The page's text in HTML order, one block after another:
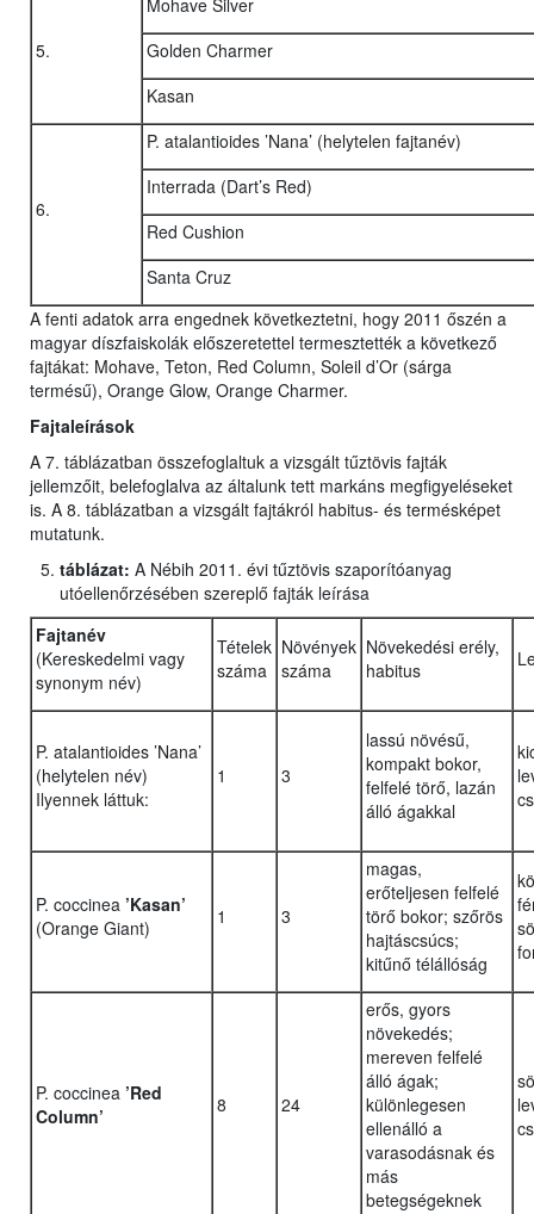
5.
Mohave Silver
Golden Charmer
Kasan
6.
P. atalantioides ’Nana’ (helytelen fajtanév)
Interrada (Dart’s Red)
Red Cushion
Santa Cruz
A fenti adatok arra engednek következtetni, hogy 2011 őszén a
magyar díszfaiskolák előszeretettel termesztették a következő
fajtákat: Mohave, Teton, Red Column, Soleil d’Or (sárga
termésű), Orange Glow, Orange Charmer.
Fajtaleírások
A 7. táblázatban összefoglaltuk a vizsgált tűztövis fajták
jellemzőit, belefoglalva az általunk tett markáns megfigyeléseket
is. A 8. táblázatban a vizsgált fajtákról habitus- és termésképet
mutatunk.
táblázat: A Nébih 2011. évi tűztövis szaporítóanyag
utóellenőrzésében szereplő fajták leírása
Fajtanév
(Kereskedelmi vagy
synonym név)
Tételek
száma
Növények
száma
Növekedési erély,
habitus
P. atalantioides ’Nana’
(helytelen név)
Ilyennek láttuk:
1 3
lassú növésű,
kompakt bokor,
felfelé törő, lazán
álló ágakkal
P. coccinea ’Kasan’
(Orange Giant)
1 3
magas,
erőteljesen felfelé
törő bokor; szőrös
hajtáscsúcs;
kitűnő télállóság
P. coccinea ’Red
Column’
8 24
erős, gyors
növekedés;
mereven felfelé
álló ágak;
különlegesen
ellenálló a
varasodásnak és
más
betegségeknek